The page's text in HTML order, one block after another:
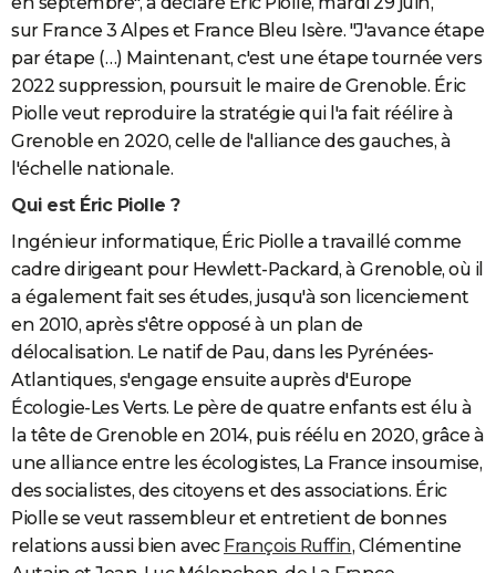
sur France 3 Alpes et France Bleu Isère. "J'avance étape
par étape (…) Maintenant, c'est une étape tournée vers
2022 suppression, poursuit le maire de Grenoble. Éric
Piolle veut reproduire la stratégie qui l'a fait réélire à
Grenoble en 2020, celle de l'alliance des gauches, à
l'échelle nationale.
Qui est Éric Piolle ?
Ingénieur informatique, Éric Piolle a travaillé comme
cadre dirigeant pour Hewlett-Packard, à Grenoble, où il
a également fait ses études, jusqu'à son licenciement
en 2010, après s'être opposé à un plan de
délocalisation. Le natif de Pau, dans les Pyrénées-
Atlantiques, s'engage ensuite auprès d'Europe
Écologie-Les Verts. Le père de quatre enfants est élu à
la tête de Grenoble en 2014, puis réélu en 2020, grâce à
une alliance entre les écologistes, La France insoumise,
des socialistes, des citoyens et des associations. Éric
Piolle se veut rassembleur et entretient de bonnes
relations aussi bien avec François Ruffin, Clémentine